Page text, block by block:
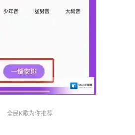
全民K歌为你推荐